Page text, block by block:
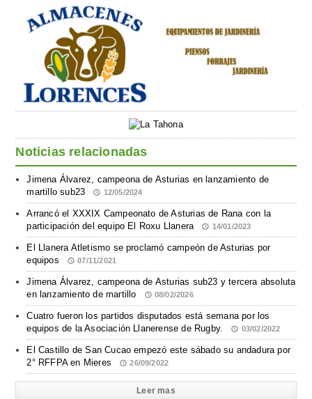
Noticias relacionadas
Jimena Álvarez, campeona de Asturias en lanzamiento de
martillo sub23
12/05/2024
Arrancó el XXXIX Campeonato de Asturias de Rana con la
participación del equipo El Roxu Llanera
14/01/2023
El Llanera Atletismo se proclamó campeón de Asturias por
equipos
07/11/2021
Jimena Álvarez, campeona de Asturias sub23 y tercera absoluta
en lanzamiento de martillo
08/02/2026
Cuatro fueron los partidos disputados está semana por los
equipos de la Asociación Llanerense de Rugby.
03/02/2022
El Castillo de San Cucao empezó este sábado su andadura por
2° RFFPA en Mieres
26/09/2022
Leer mas